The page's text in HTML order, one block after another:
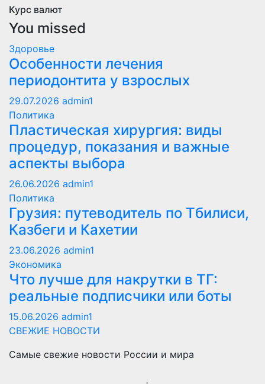
Курс валют
You missed
Здоровье
Особенности лечения
периодонтита у взрослых
29.07.2026 admin1
Политика
Пластическая хирургия: виды
процедур, показания и важные
аспекты выбора
26.06.2026 admin1
Политика
Грузия: путеводитель по Тбилиси,
Казбеги и Кахетии
23.06.2026 admin1
Экономика
Что лучше для накрутки в ТГ:
реальные подписчики или боты
15.06.2026 admin1
СВЕЖИЕ НОВОСТИ
Самые свежие новости России и мира